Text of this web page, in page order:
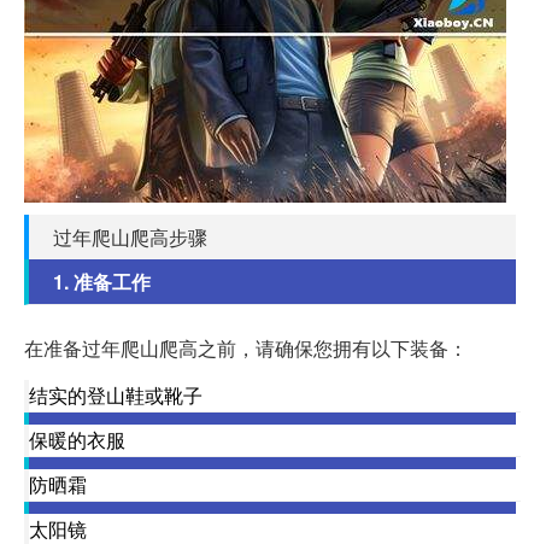
过年爬山爬高步骤
1. 准备工作
在准备过年爬山爬高之前，请确保您拥有以下装备：
结实的登山鞋或靴子
保暖的衣服
防晒霜
太阳镜